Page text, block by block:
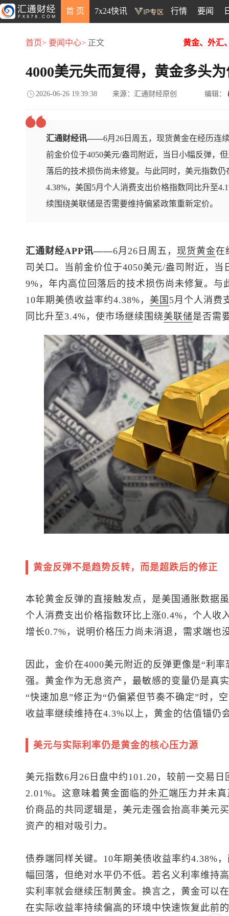
首 页 7x24快讯 行情 要闻
首页> 要闻中心> 正文 黄金、外汇
4000美元失而复得，黄金多头
2026-06-26 19:39:38 来源：汇通财经原创 编辑：
汇通财经讯——6月26日周五，现货黄金在经历连
前金价位于4050美元/盎司附近，当日小幅反弹，
落后的技术损伤尚未修复。与此同时，美元指数
4.38%，美国5月个人消费支出价格指数同比升至
续围绕美联储是否需要维持偏紧政策重新定价。
汇通财经APP讯——6月26日周五， 现货黄金在
司关口。当前金价位于4050美元/盎司附近，
9%，年内高位回落后的技术损伤尚未修复。与
10年期美债收益率约4.38%， 美国 5月个人消费
同比升至3.4%，使市场继续围绕美联储是否需
黄金反弹不是趋势反转，而是超跌后的修正
本轮黄金反弹的直接触发点，是美国通胀数据
个人消费支出价格指数环比上涨0.4%，个人收
增长0.7%，说明价格压力尚未消退，需求端也
因此，金价在4000美元附近的反弹更像是“利
强。黄金作为无息资产，最敏感的变量仍是真
“快速加息”修正为“仍偏紧但节奏不确定”时，
收益率继续维持在4.3%以上，黄金的估值锚仍
美元与实际利率仍是黄金的核心压力源
美元指数6月26日盘中约101.20，较前一交易
2.01%。这意味着黄金面临的外汇端压力并未
价商品的共同逻辑是，美元走强会抬高非美元
资产的相对吸引力。
债券端同样关键。10年期美债收益率约4.38%
幅回落，但绝对水平仍不低。若名义利率维持
实利率就会继续压制黄金。换言之，黄金可以
在实际收益率持续偏高的环境中快速恢复此前